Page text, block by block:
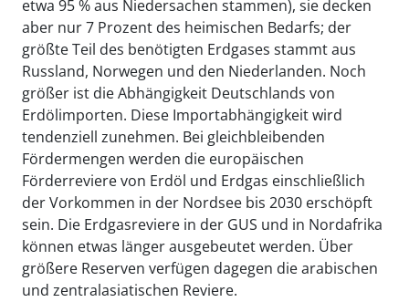
etwa 95 % aus Niedersachen stammen), sie decken
aber nur 7 Prozent des heimischen Bedarfs; der
größte Teil des benötigten Erdgases stammt aus
Russland, Norwegen und den Niederlanden. Noch
größer ist die Abhängigkeit Deutschlands von
Erdölimporten. Diese Importabhängigkeit wird
tendenziell zunehmen. Bei gleichbleibenden
Fördermengen werden die europäischen
Förderreviere von Erdöl und Erdgas einschließlich
der Vorkommen in der Nordsee bis 2030 erschöpft
sein. Die Erdgasreviere in der GUS und in Nordafrika
können etwas länger ausgebeutet werden. Über
größere Reserven verfügen dagegen die arabischen
und zentralasiatischen Reviere.